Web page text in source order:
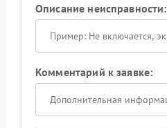
Описание неисправности:
Комментарий к заявке: